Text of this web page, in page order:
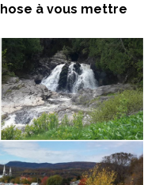
à vous mettre